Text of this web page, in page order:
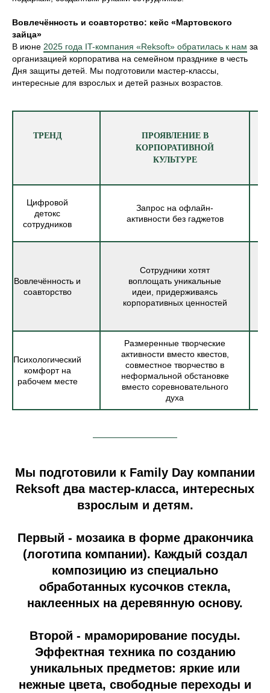
Вовлечённость и соавторство: кейс «Мартовского
зайца»
В июне 2025 года IT-компания «Reksoft» обратилась к нам за
организацией корпоратива на семейном празднике в честь
Дня защиты детей. Мы подготовили мастер-классы,
интересные для взрослых и детей разных возрастов.
ТРЕНД
ПРОЯВЛЕНИЕ В
КОРПОРАТИВНОЙ
КУЛЬТУРЕ
Цифровой
детокс
сотрудников
Запрос на офлайн-
активности без гаджетов
Вовлечённость и
соавторство
Сотрудники хотят
воплощать уникальные
идеи, придерживаясь
корпоративных ценностей
Психологический
комфорт на
рабочем месте
Размеренные творческие
активности вместо квестов,
совместное творчество в
неформальной обстановке
вместо соревновательного
духа
Мы подготовили к Family Day компании
Reksoft два мастер-класса, интересных
взрослым и детям.
Первый - мозаика в форме дракончика
(логотипа компании). Каждый создал
композицию из специально
обработанных кусочков стекла,
наклеенных на деревянную основу.
Второй - мраморирование посуды.
Эффектная техника по созданию
уникальных предметов: яркие или
нежные цвета, свободные переходы и